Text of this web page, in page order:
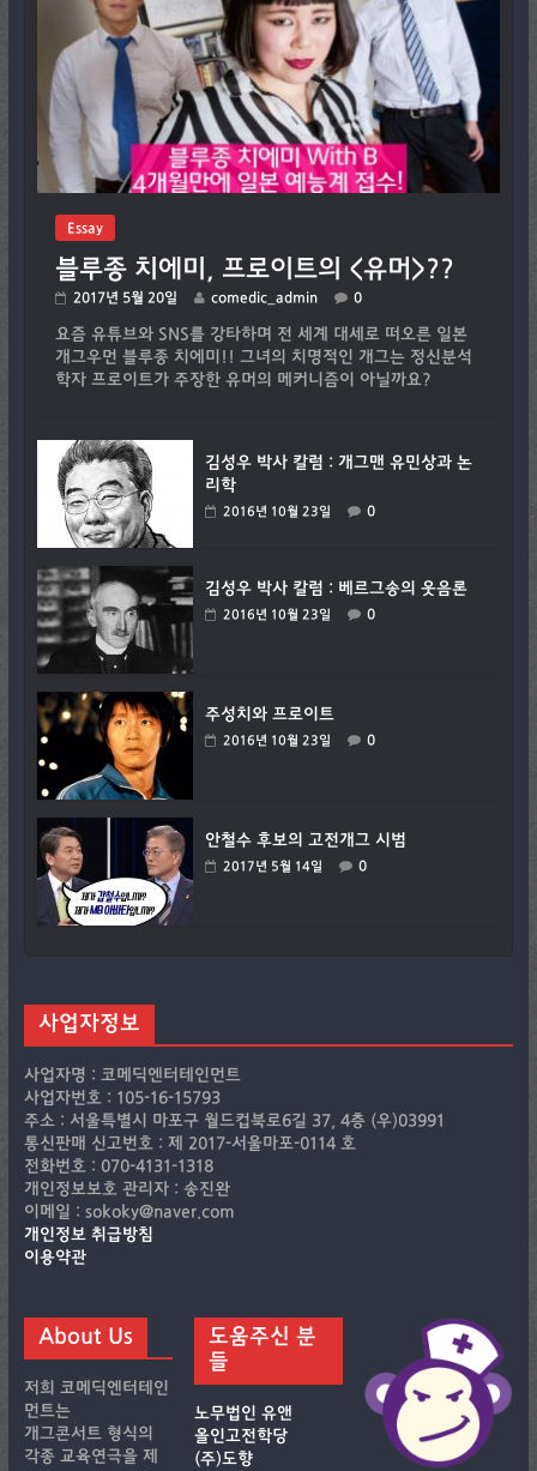
Essay
블루종 치에미, 프로이트의 <유머>??
2017년 5월 20일 comedic_admin 0
요즘 유튜브와 SNS를 강타하며 전 세계 대세로 떠오른 일본
개그우먼 블루종 치에미!! 그녀의 치명적인 개그는 정신분석
학자 프로이트가 주장한 유머의 메커니즘이 아닐까요?
김성우 박사 칼럼 : 개그맨 유민상과 논
리학
2016년 10월 23일 0
김성우 박사 칼럼 : 베르그송의 웃음론
2016년 10월 23일 0
주성치와 프로이트
2016년 10월 23일 0
안철수 후보의 고전개그 시범
2017년 5월 14일 0
사업자정보
사업자명 : 코메딕엔터테인먼트
사업자번호 : 105-16-15793
주소 : 서울특별시 마포구 월드컵북로6길 37, 4층 (우)03991
통신판매 신고번호 : 제 2017-서울마포-0114 호
전화번호 : 070-4131-1318
개인정보보호 관리자 : 송진완
이메일 : sokoky@naver.com
개인정보 취급방침
이용약관
About Us
저희 코메딕엔터테인
먼트는
개그콘서트 형식의
각종 교육연극을 제
도움주신 분
들
노무법인 유앤
올인고전학당
(주)도향